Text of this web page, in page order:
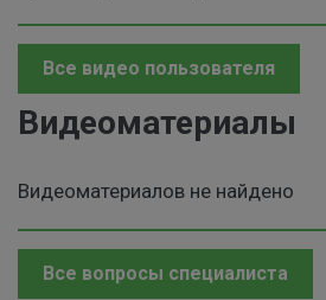
Все видео пользователя
Видеоматериалы
Видеоматериалов не найдено
Все вопросы специалиста